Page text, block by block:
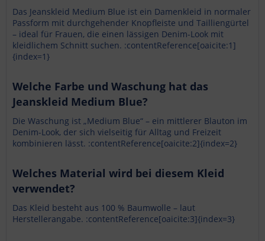
Das Jeanskleid Medium Blue ist ein Damen­kleid in normaler
Passform mit durchgehender Knopfleiste und Tailliengürtel
– ideal für Frauen, die einen lässigen Denim-Look mit
kleidlichem Schnitt suchen. :contentReference[oaicite:1]
{index=1}
Welche Farbe und Waschung hat das
Jeanskleid Medium Blue?
Die Waschung ist „Medium Blue“ – ein mittlerer Blauton im
Denim-Look, der sich vielseitig für Alltag und Freizeit
kombinieren lässt. :contentReference[oaicite:2]{index=2}
Welches Material wird bei diesem Kleid
verwendet?
Das Kleid besteht aus 100 % Baumwolle – laut
Herstellerangabe. :contentReference[oaicite:3]{index=3}